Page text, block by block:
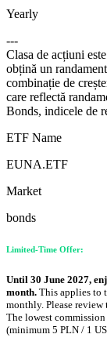
Yearly
---
Clasa de acțiuni
obțină un
combinație de
care reflectă
Bonds, indicele de
ETF Name
EUNA.ETF
Market
bonds
Limited-Time Offer:
Until 30 June 2027,
month. This applies to
monthly. Please
The lowest
(minimum 5 PLN / 1